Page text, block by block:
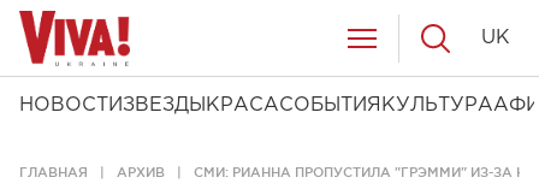
НОВОСТИ ЗВЕЗДЫ КРАСАСОБЫТИЯ КУЛЬТУРА
UK
ГЛАВНАЯ АРХИВ СМИ: РИАННА ПРОПУСТИЛА "ГРЭММИ" ИЗ-ЗА